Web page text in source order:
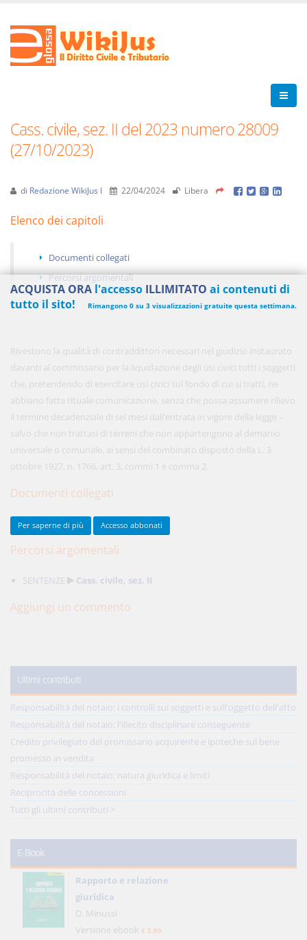
Cass. civile, sez. II del 2023 numero 28009
(27/10/2023)
di Redazione WikiJus I 22/04/2024 Libera
Elenco dei capitoli
Documenti collegati
Percorsi argomentali
Rivestono la qualità di contraddittori necessari nel giudizio instaurato
davanti al commissario per la liquidazione degli usi civici tutti i soggetti
che, pretendendo di esercitare usi civici sul fondo di cui si tratti, ne
abbiano fatta rituale comunicazione, senza che possa assumere rilievo
il termine decadenziale di sei mesi dall’entrata in vigore della legge –
salvo che non trattasi di terreni che non appartengono al demanio
universale o comunale, ai sensi del combinato disposto della L. 3
ottobre 1927, n. 1766, art. 3, commi 1 e comma 2.
Documenti collegati
Usi civici
Percorsi argomentali
SENTENZE Cass. civile, sez. II
Aggiungi un commento
Ultimi contributi
Responsabilità del notaio: i controlli sui soggetti e sull'oggetto dell'atto
Responsabilità del notaio: l'illecito disciplinare conseguente
Credito privilegiato del promissario acquirente e ipoteche sul bene
promesso in vendita
Responsabilità del notaio: natura giuridica e limiti
Reciprocità delle concessioni
Tutti gli ultimi contributi >
E-Book
Rapporto e relazione
giuridica
D. Minussi
Versione ebook € 5,99
ACQUISTA ORA l'accesso ILLIMITATO ai contenuti di
tutto il sito!
Rimangono 0 su 3 visualizzazioni gratuite questa settimana.
450,00 € ANNUALI
risparmi il 21%!
Acquista ora
Per saperne di più Accesso abbonati